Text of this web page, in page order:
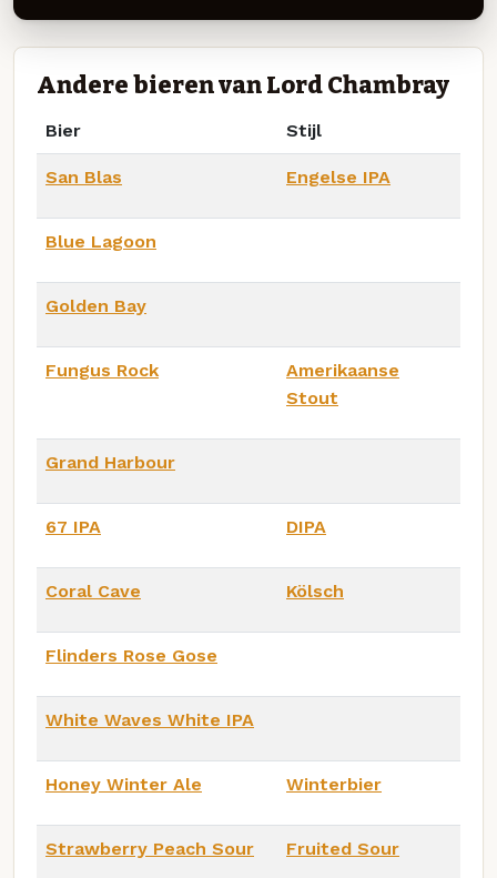
Andere bieren van Lord Chambray
Bier Stijl
San Blas Engelse IPA
Blue Lagoon
Golden Bay
Fungus Rock
Amerikaanse
Stout
Grand Harbour
67 IPA DIPA
Coral Cave Kölsch
Flinders Rose Gose
White Waves White IPA
Honey Winter Ale Winterbier
Strawberry Peach Sour Fruited Sour